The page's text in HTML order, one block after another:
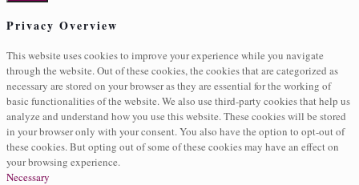
Privacy Overview
This website uses cookies to improve your experience while you navigate
through the website. Out of these cookies, the cookies that are categorized as
necessary are stored on your browser as they are essential for the working of
basic functionalities of the website. We also use third-party cookies that help us
analyze and understand how you use this website. These cookies will be stored
in your browser only with your consent. You also have the option to opt-out of
these cookies. But opting out of some of these cookies may have an effect on
your browsing experience.
Necessary